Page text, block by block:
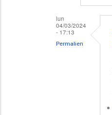
27 pouces
lun
04/03/2024
- 17:13
Permalien